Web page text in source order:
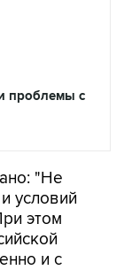
проблемы с
"Не
условий
этом
и с